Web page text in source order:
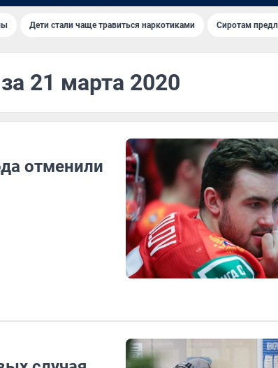
Дети стали чаще травиться наркотиками Сиротам
21 марта 2020
отменили